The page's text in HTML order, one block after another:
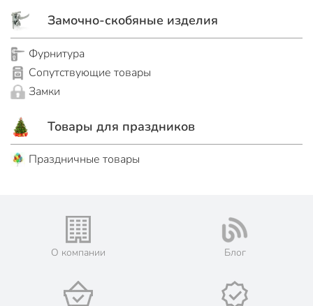
Замочно-скобяные изделия
Фурнитура
Сопутствующие товары
Замки
Товары для праздников
Праздничные товары
О компании Блог